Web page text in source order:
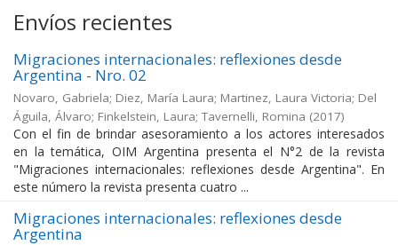
Envíos recientes
Migraciones internacionales: reflexiones desde
Argentina - Nro. 02
Novaro, Gabriela; Diez, María Laura; Martinez, Laura Victoria; Del
Águila, Álvaro; Finkelstein, Laura; Tavernelli, Romina (2017)
Con el fin de brindar asesoramiento a los actores interesados
en la temática, OIM Argentina presenta el N°2 de la revista
"Migraciones internacionales: reflexiones desde Argentina". En
este número la revista presenta cuatro ...
Migraciones internacionales: reflexiones desde
Argentina